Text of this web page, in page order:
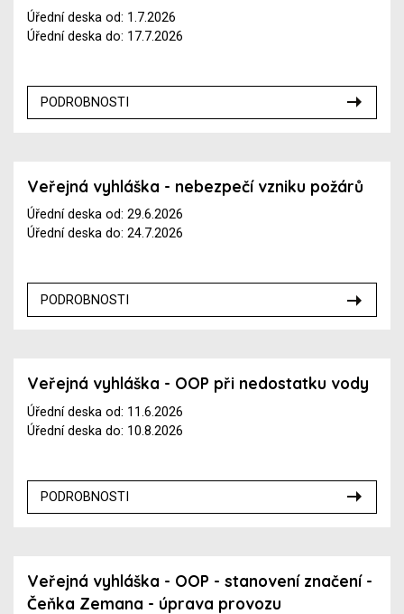
Úřední deska od: 1.7.2026
Úřední deska do: 17.7.2026
PODROBNOSTI
Veřejná vyhláška - nebezpečí vzniku požárů
Úřední deska od: 29.6.2026
Úřední deska do: 24.7.2026
PODROBNOSTI
Veřejná vyhláška - OOP při nedostatku vody
Úřední deska od: 11.6.2026
Úřední deska do: 10.8.2026
PODROBNOSTI
Veřejná vyhláška - OOP - stanovení značení -
Čeňka Zemana - úprava provozu